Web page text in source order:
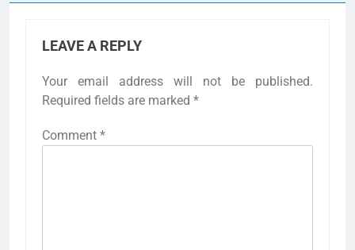
LEAVE A REPLY
Your email address will not be published.
Required fields are marked *
Comment *